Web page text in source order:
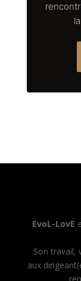
EvoL-LovE
Son travail,
aux